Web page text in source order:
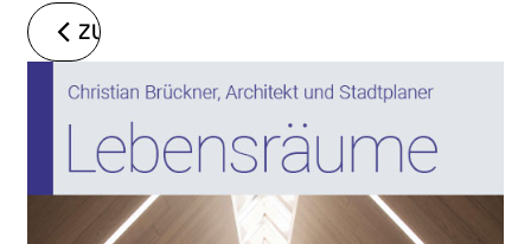
UNSERE MITGLIEDER
UNSERE KÜNSTLER*INNEN
VERANSTALTUNGEN UNSERER MITGLIEDER
BEFREUNDETE KUNSTVEREINE
ZURÜCK